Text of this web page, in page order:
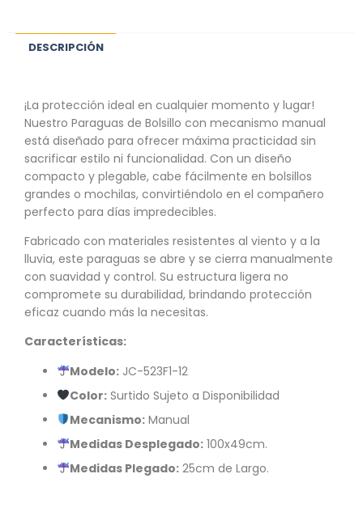
DESCRIPCIÓN
¡La protección ideal en cualquier momento y lugar!
Nuestro Paraguas de Bolsillo con mecanismo manual
está diseñado para ofrecer máxima practicidad sin
sacrificar estilo ni funcionalidad. Con un diseño
compacto y plegable, cabe fácilmente en bolsillos
grandes o mochilas, convirtiéndolo en el compañero
perfecto para días impredecibles.
Fabricado con materiales resistentes al viento y a la
lluvia, este paraguas se abre y se cierra manualmente
con suavidad y control. Su estructura ligera no
compromete su durabilidad, brindando protección
eficaz cuando más la necesitas.
Características:
Modelo:JC-523F1-12
Color:Surtido Sujeto a Disponibilidad
Mecanismo:Manual
Medidas Desplegado:100x49cm.
Medidas Plegado:25cm de Largo.